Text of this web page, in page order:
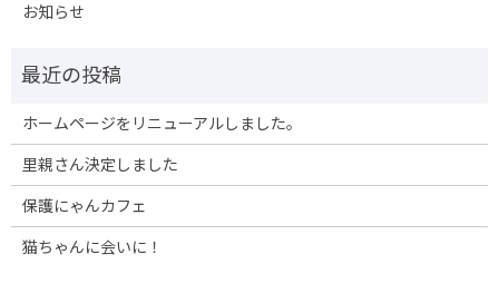
お知らせ
ホームページをリニューアルしました。
里親さん決定しました
保護にゃんカフェ
猫ちゃんに会いに！